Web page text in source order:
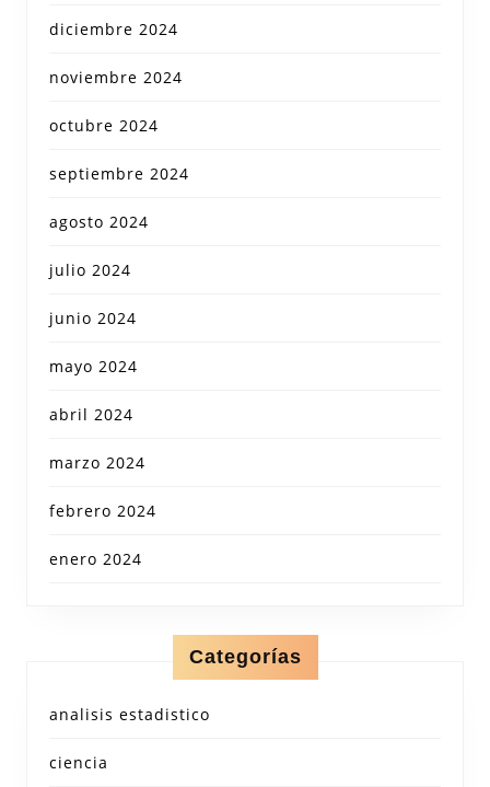
diciembre 2024
noviembre 2024
octubre 2024
septiembre 2024
agosto 2024
julio 2024
junio 2024
mayo 2024
abril 2024
marzo 2024
febrero 2024
enero 2024
Categorías
analisis estadistico
ciencia